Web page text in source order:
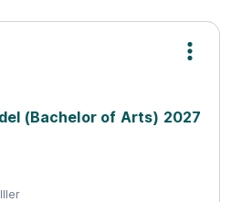
(Bachelor of Arts) 2027